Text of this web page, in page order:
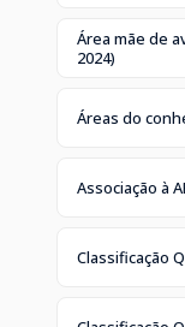
Área mãe de
2024)
Áreas do
Associação à
Classificação